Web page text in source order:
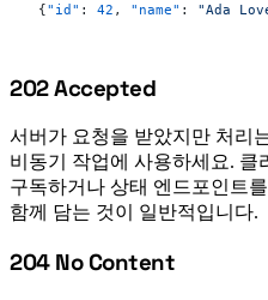
{"id" : 42 , "name" : "Ada
#
202 Accepted
서버가 요청을 받았지만 처리
비동기 작업에 사용하세요.
구독하거나 상태 엔드포인트
함께 담는 것이 일반적입니다.
#
204 No Content